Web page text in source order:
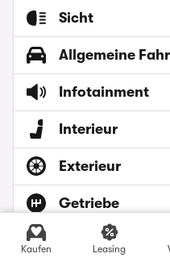
Kaufen Leasing
Aktuelle
Sicht
Allgemeine
Infotainment
Interieur
Exterieur
Getriebe
Fahrwerk